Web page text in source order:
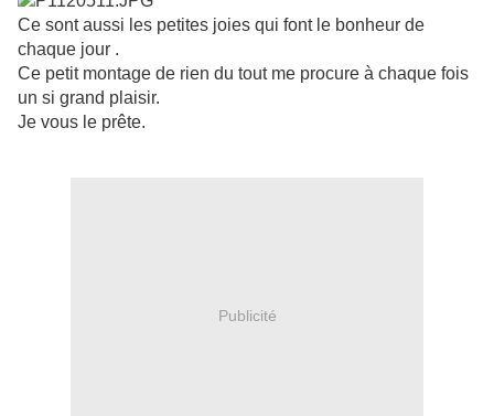
Ce sont aussi les petites joies qui font le bonheur de
chaque jour .
Ce petit montage de rien du tout me procure à chaque fois
un si grand plaisir.
Je vous le prête.
Publicité